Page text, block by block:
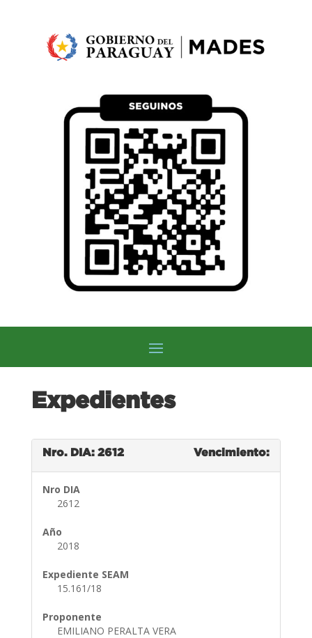
Expedientes
Nro. DIA: 2612 Vencimiento:
Nro DIA
2612
Año
2018
Expediente SEAM
15.161/18
Proponente
EMILIANO PERALTA VERA